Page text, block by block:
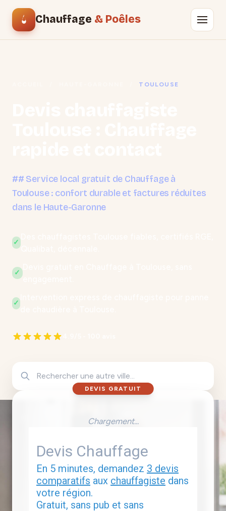
Chauffage & Poêles
TOULOUSE
## Service local gratuit de Chauffage à
Toulouse : confort durable et factures réduites
dans le Haute-Garonne
✓
Qualibat, décennale.
✓
✓
DEVIS GRATUIT
Chargement...
Devis Chauffage
En 5 minutes, demandez 3 devis
comparatifs aux chauffagiste dans
votre région.
Gratuit, sans pub et sans